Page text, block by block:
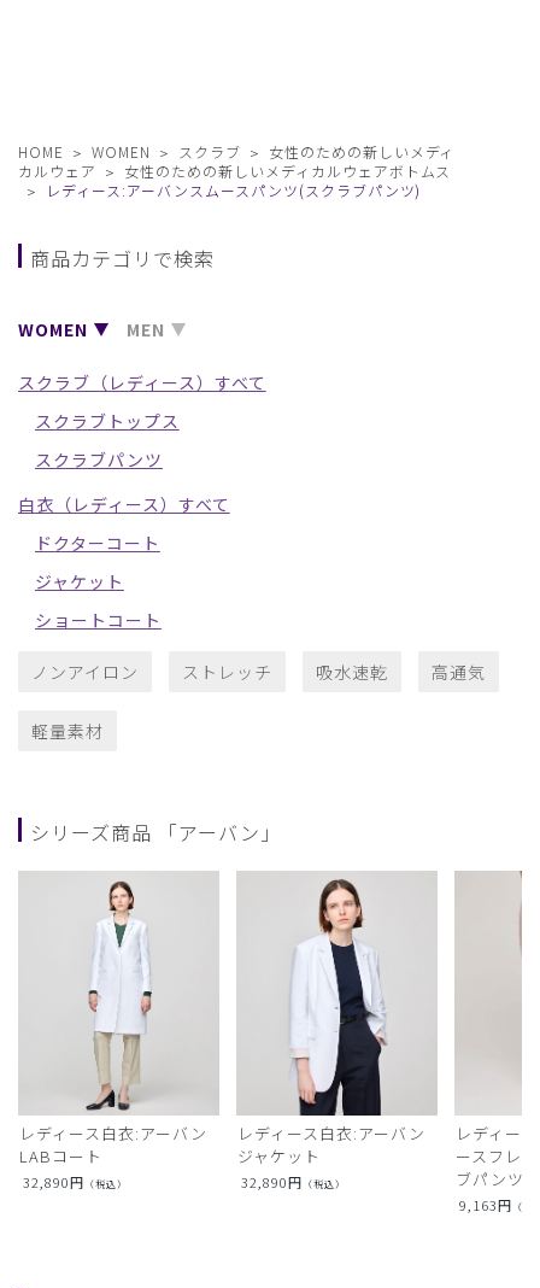
HOME WOMEN スクラブ
女性のための新しいメディ
カルウェア
女性のための新しいメディカルウェアボトムス
レディース:アーバンスムースパンツ(スクラブパンツ)
商品カテゴリで検索
WOMEN MEN
スクラブ（レディース）すべて
スクラブトップス
スクラブパンツ
白衣（レディース）すべて
ドクターコート
ジャケット
ショートコート
ノンアイロン ストレッチ 吸水速乾 高通気
軽量素材
シリーズ商品 「アーバン」
レディース白衣:アーバン
LABコート
32,890円 （税込）
レディース白衣:アーバン
ジャケット
32,890円 （税込）
レディー
ースフレ
ブパンツ)
9,163円 （税